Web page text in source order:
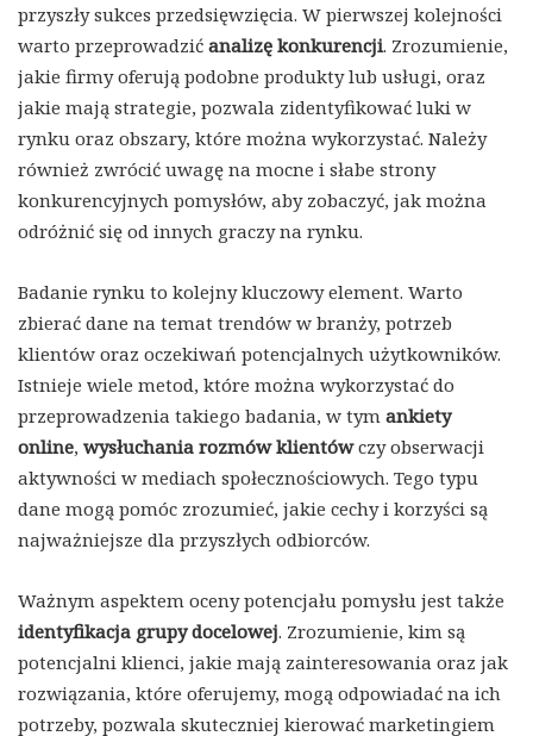
przyszły sukces przedsięwzięcia. W pierwszej kolejności
warto przeprowadzić analizę konkurencji. Zrozumienie,
jakie firmy oferują podobne produkty lub usługi, oraz
jakie mają strategie, pozwala zidentyfikować luki w
rynku oraz obszary, które można wykorzystać. Należy
również zwrócić uwagę na mocne i słabe strony
konkurencyjnych pomysłów, aby zobaczyć, jak można
odróżnić się od innych graczy na rynku.
Badanie rynku to kolejny kluczowy element. Warto
zbierać dane na temat trendów w branży, potrzeb
klientów oraz oczekiwań potencjalnych użytkowników.
Istnieje wiele metod, które można wykorzystać do
przeprowadzenia takiego badania, w tym ankiety
online, wysłuchania rozmów klientówczy obserwacji
aktywności w mediach społecznościowych. Tego typu
dane mogą pomóc zrozumieć, jakie cechy i korzyści są
najważniejsze dla przyszłych odbiorców.
Ważnym aspektem oceny potencjału pomysłu jest także
identyfikacja grupy docelowej. Zrozumienie, kim są
potencjalni klienci, jakie mają zainteresowania oraz jak
rozwiązania, które oferujemy, mogą odpowiadać na ich
potrzeby, pozwala skuteczniej kierować marketingiem